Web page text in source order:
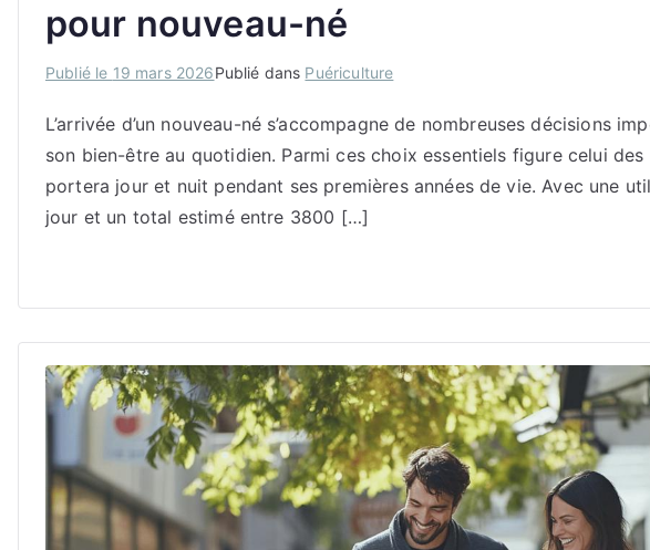
pour nouveau-né
Publié le 19 mars 2026Publié dans Puériculture
L’arrivée d’un nouveau-né s’accompagne de nombreuses décisions
son bien-être au quotidien. Parmi ces choix essentiels figure celui
portera jour et nuit pendant ses premières années de vie. Avec une
jour et un total estimé entre 3800 […]